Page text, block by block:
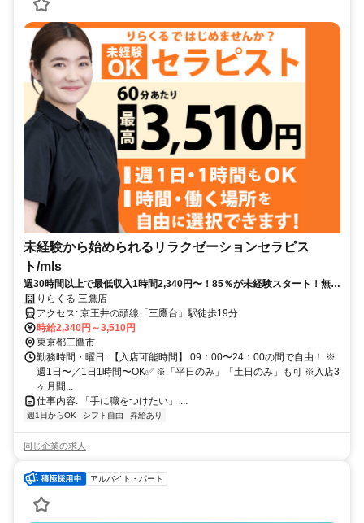
未経験から始められるリラクゼーションセラピス
ト/mls
週30時間以上で最低収入1時間2,340円〜！85％が未経験スタート！無料
トレで一生モノの技術を習得✅好きな時間に収入を得られます⏰【東京
都三鷹市牟礼】
りらくる 三鷹店
アクセス: 京王井の頭線「三鷹台」駅徒歩19分
時給2,340円～3,510円
東京都三鷹市
勤務時間・曜日: 【入店可能時間】 09：00〜24：00の間で自由！ ※
週1日〜／1日1時間〜OK✅ ※「平日のみ」「土日のみ」も可 ※入店3
ヶ月間...
仕事内容: 「手に職をつけたい」 ...
週1日からOK シフト自由 昇給あり
同じ企業の求人
アルバイト・パート